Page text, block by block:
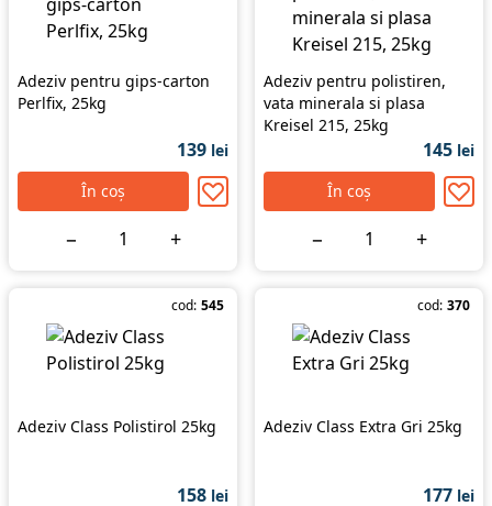
Adeziv pentru gips-carton
Perlfix, 25kg
139 lei
În coș
− +
Adeziv pentru polistiren,
vata minerala si plasa
Kreisel 215, 25kg
145 lei
În coș
− +
cod: 545
Adeziv Class Polistirol 25kg
158 lei
cod: 370
Adeziv Class Extra Gri 25kg
177 lei